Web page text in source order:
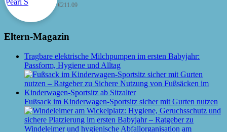
€211.09
Eltern-Magazin
Tragbare elektrische Milchpumpen im ersten Babyjahr:
Passform, Hygiene und Alltag
Fußsack im Kinderwagen-Sportsitz sicher mit Gurten nutzen